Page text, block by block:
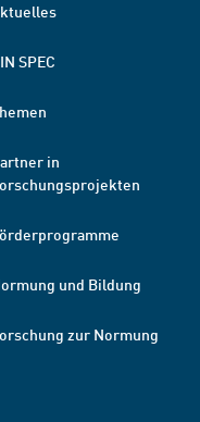
SPEC
in
und Bildung
zur Normung